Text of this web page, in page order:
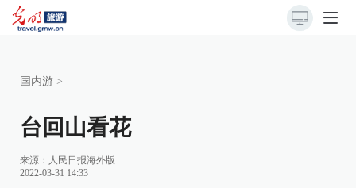
国内游 >
台回山看花
来源： 人民日报海外版
2022-03-31 14:33